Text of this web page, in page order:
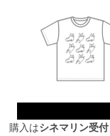
購入はシネマリン受付